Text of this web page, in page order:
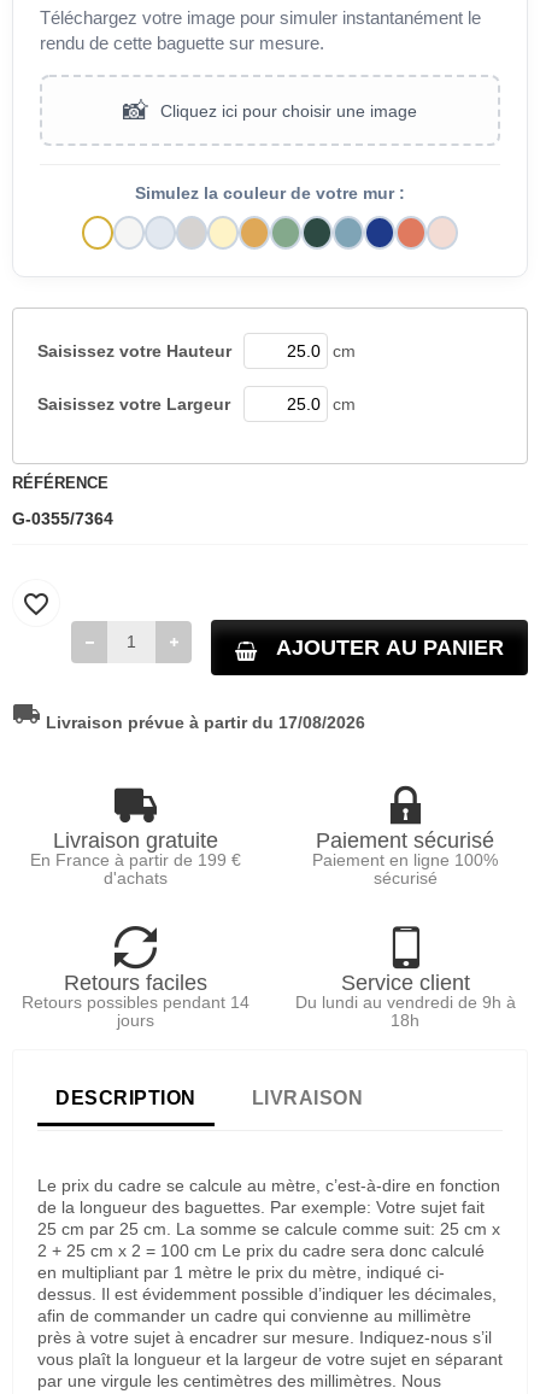
Téléchargez votre image pour simuler instantanément le
rendu de cette baguette sur mesure.
📸 Cliquez ici pour choisir une image
Simulez la couleur de votre mur :
Saisissez votre Hauteur cm
Saisissez votre Largeur cm
RÉFÉRENCE
G-0355/7364
AJOUTER AU PANIER
favorite_border
local_shipping Livraison prévue à partir du 17/08/2026
Livraison gratuite
En France à partir de 199 €
d'achats
Paiement sécurisé
Paiement en ligne 100%
sécurisé
Retours faciles
Retours possibles pendant 14
jours
Service client
Du lundi au vendredi de 9h à
18h
DESCRIPTION LIVRAISON
Le prix du cadre se calcule au mètre, c’est-à-dire en fonction
de la longueur des baguettes. Par exemple: Votre sujet fait
25 cm par 25 cm. La somme se calcule comme suit: 25 cm x
2 + 25 cm x 2 = 100 cm Le prix du cadre sera donc calculé
en multipliant par 1 mètre le prix du mètre, indiqué ci-
dessus. Il est évidemment possible d’indiquer les décimales,
afin de commander un cadre qui convienne au millimètre
près à votre sujet à encadrer sur mesure. Indiquez-nous s’il
vous plaît la longueur et la largeur de votre sujet en séparant
par une virgule les centimètres des millimètres. Nous